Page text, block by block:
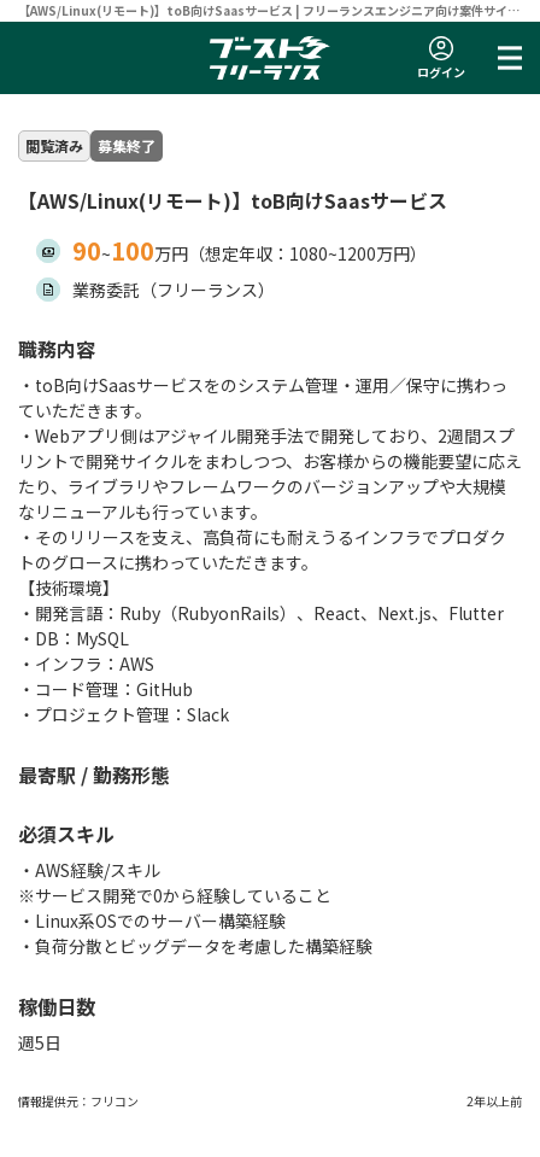
【AWS/Linux(リモート)】toB向けSaasサービス | フリーランスエンジニア向け案件サイト
ログイン
閲覧済み 募集終了
【AWS/Linux(リモート)】toB向けSaasサービス
90~100万円（想定年収：1080~1200万円）
業務委託（フリーランス）
職務内容
・toB向けSaasサービスをのシステム管理・運用／保守に携わっ
ていただきます。
・Webアプリ側はアジャイル開発手法で開発しており、2週間スプ
リントで開発サイクルをまわしつつ、お客様からの機能要望に応え
たり、ライブラリやフレームワークのバージョンアップや大規模
なリニューアルも行っています。
・そのリリースを支え、高負荷にも耐えうるインフラでプロダク
トのグロースに携わっていただきます。
【技術環境】
・開発言語：Ruby（RubyonRails）、React、Next.js、Flutter
・DB：MySQL
・インフラ：AWS
・コード管理：GitHub
・プロジェクト管理：Slack
最寄駅 / 勤務形態
必須スキル
・AWS経験/スキル
※サービス開発で0から経験していること
・Linux系OSでのサーバー構築経験
・負荷分散とビッグデータを考慮した構築経験
稼働日数
週5日
情報提供元： フリコン 2年以上前